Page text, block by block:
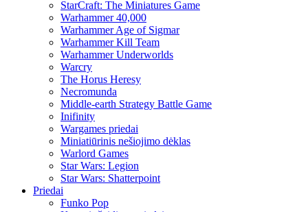
StarCraft: The Miniatures Game
Warhammer 40,000
Warhammer Age of Sigmar
Warhammer Kill Team
Warhammer Underworlds
Warcry
The Horus Heresy
Necromunda
Middle-earth Strategy Battle Game
Inifinity
Wargames priedai
Miniatiūrinis nešiojimo dėklas
Warlord Games
Star Wars: Legion
Star Wars: Shatterpoint
Priedai
Funko Pop